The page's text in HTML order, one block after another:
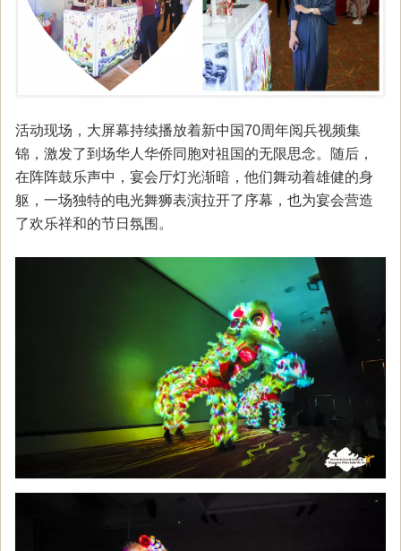
活动现场，大屏幕持续播放着新中国70周年阅兵视频集
锦，激发了到场华人华侨同胞对祖国的无限思念。随后，
在阵阵鼓乐声中，宴会厅灯光渐暗，他们舞动着雄健的身
躯，一场独特的电光舞狮表演拉开了序幕，也为宴会营造
了欢乐祥和的节日氛围。